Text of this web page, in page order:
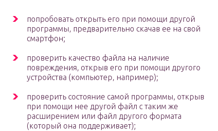
попробовать открыть его при помощи другой
программы, предварительно скачав ее на свой
смартфон;
проверить качество файла на наличие
повреждения, открыв его при помощи другого
устройства (компьютер, например);
проверить состояние самой программы, открыв
при помощи нее другой файл с таким же
расширением или файл другого формата
(который она поддерживает);